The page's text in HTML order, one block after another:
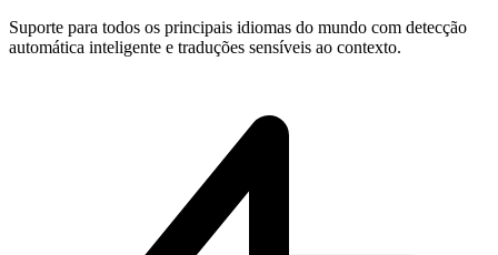
Suporte para todos os principais idiomas do mundo com detecção
automática inteligente e traduções sensíveis ao contexto.